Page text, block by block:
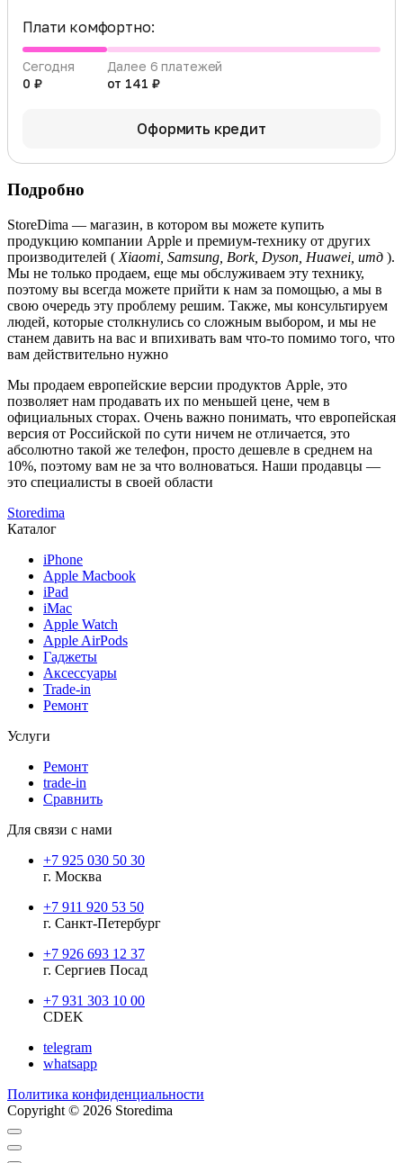
Плати комфортно:
Сегодня
0 ₽
Далее 6 платежей
от 141 ₽
Оформить кредит
Подробно
StoreDima — магазин, в котором вы можете купить
продукцию компании Apple и премиум-технику от других
производителей ( Xiaomi, Samsung, Bork, Dyson, Huawei, итд ).
Мы не только продаем, еще мы обслуживаем эту технику,
поэтому вы всегда можете прийти к нам за помощью, а мы в
свою очередь эту проблему решим. Также, мы консультируем
людей, которые столкнулись со сложным выбором, и мы не
станем давить на вас и впихивать вам что-то помимо того, что
вам действительно нужно
Мы продаем европейские версии продуктов Apple, это
позволяет нам продавать их по меньшей цене, чем в
официальных сторах. Очень важно понимать, что европейская
версия от Российской по сути ничем не отличается, это
абсолютно такой же телефон, просто дешевле в среднем на
10%, поэтому вам не за что волноваться. Наши продавцы —
это специалисты в своей области
Storedima
Каталог
iPhone
Apple Macbook
iPad
iMac
Apple Watch
Apple AirPods
Гаджеты
Аксессуары
Trade-in
Ремонт
Услуги
Ремонт
trade-in
Сравнить
Для связи с нами
+7 925 030 50 30
г. Москва
+7 911 920 53 50
г. Санкт-Петербург
+7 926 693 12 37
г. Сергиев Посад
+7 931 303 10 00
CDEK
telegram
whatsapp
Политика конфиденциальности
Copyright © 2026 Storedima